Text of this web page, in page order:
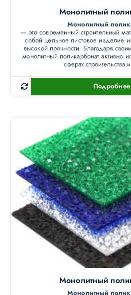
Монолитный
Монолитный
— это современный строительный
собой цельное листовое изделие
высокой прочности. Благодаря
монолитный поликарбонат активно
сферах строительства
Подробнее
Монолитный
Монолитный